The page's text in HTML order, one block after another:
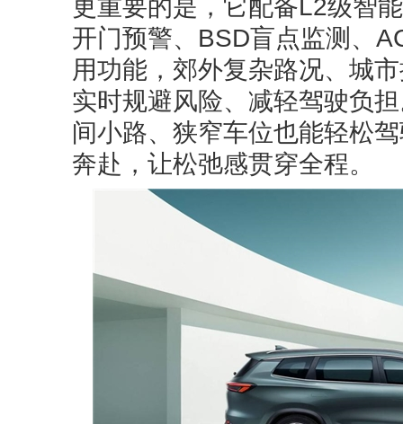
更重要的是，它配备L2级智
开门预警、BSD盲点监测、
用功能，郊外复杂路况、城
实时规避风险、减轻驾驶负
间小路、狭窄车位也能轻松
奔赴，让松弛感贯穿全程。